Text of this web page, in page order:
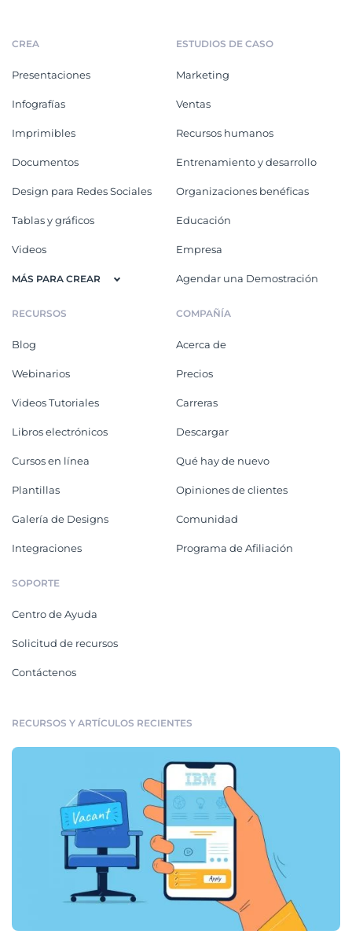
CREA
Presentaciones
Infografías
Imprimibles
Documentos
Design para Redes Sociales
Tablas y gráficos
Videos
MÁS PARA CREAR
ESTUDIOS DE CASO
Marketing
Ventas
Recursos humanos
Entrenamiento y desarrollo
Organizaciones benéficas
Educación
Empresa
Agendar una Demostración
RECURSOS
Blog
Webinarios
Videos Tutoriales
Libros electrónicos
Cursos en línea
Plantillas
Galería de Designs
Integraciones
COMPAÑÍA
Acerca de
Precios
Carreras
Descargar
Qué hay de nuevo
Opiniones de clientes
Comunidad
Programa de Afiliación
SOPORTE
Centro de Ayuda
Solicitud de recursos
Contáctenos
RECURSOS Y ARTÍCULOS RECIENTES